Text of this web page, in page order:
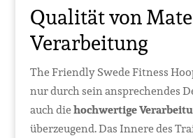
Qualität von
Verarbeitung
The Friendly Swede Fitness
nur durch sein ansprechendes
auch diehochwertige
überzeugend. Das Innere des